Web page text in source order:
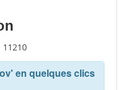
11210